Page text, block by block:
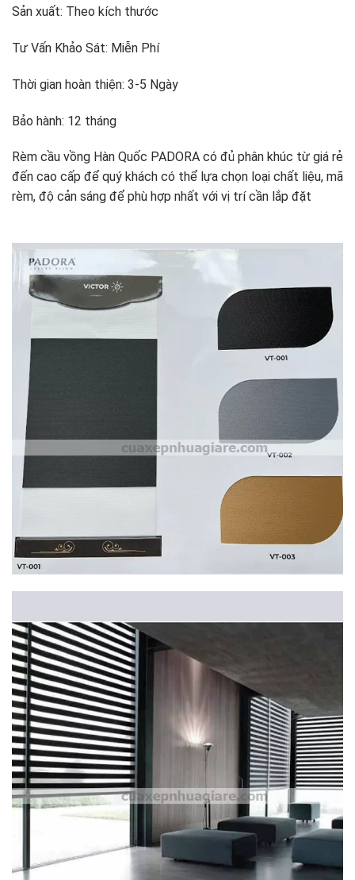
Sản xuất: Theo kích thước
Tư Vấn Khảo Sát: Miễn Phí
Thời gian hoàn thiện: 3-5 Ngày
Bảo hành: 12 tháng
Rèm cầu vồng Hàn Quốc PADORA có đủ phân khúc từ giá rẻ
đến cao cấp để quý khách có thể lựa chọn loại chất liệu, mã
rèm, độ cản sáng để phù hợp nhất với vị trí cần lắp đặt